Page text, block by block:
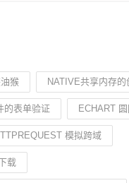
猴 NATIVE共享内存的
的表单验证 ECHART
模拟跨域
载